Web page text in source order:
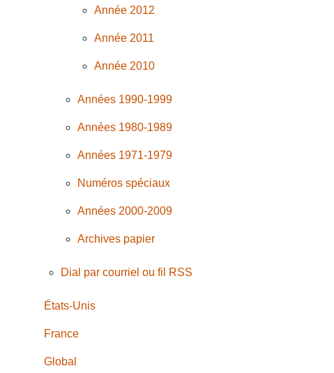
Année 2012
Année 2011
Année 2010
Années 1990-1999
Années 1980-1989
Années 1971-1979
Numéros spéciaux
Années 2000-2009
Archives papier
Dial par courriel ou fil RSS
États-Unis
France
Global